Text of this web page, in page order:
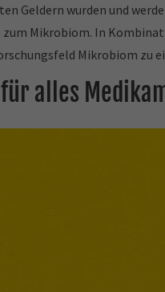
Geldern wurden und
Mikrobiom. In
Mikrobiom zu
alles